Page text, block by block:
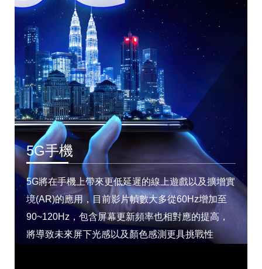
5G手機
5G將在手機上帶來更低延遲的線上遊戲以及擴增實
境(AR)的應用，目前影片幀數大多從60Hz增加至
90~120Hz，包含屏幕更新頻率也相對應的提高，
將導致未來屏下光感以及顏色感測更具挑戰性